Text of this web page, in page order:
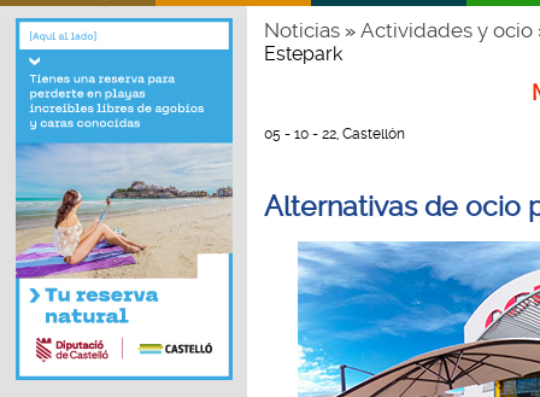
Noticias» Actividades y ocio
Estepark
05 - 10 - 22, Castellón
Alternativas de ocio